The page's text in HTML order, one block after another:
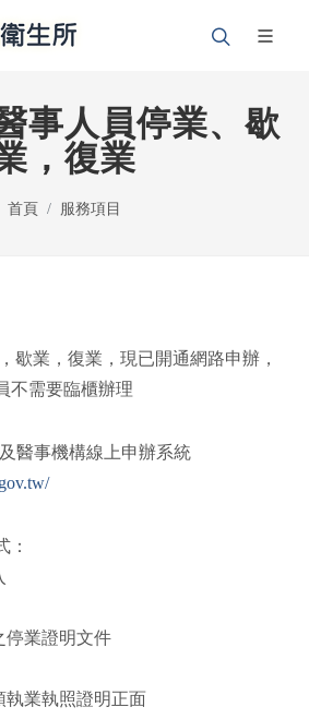
事人員停業、歇
，復業
首頁 服務項目
歇業，復業，現已開通網路申辦，
不需要臨櫃辦理
醫事機構線上申辦系統
：
停業證明文件
執業執照證明正面